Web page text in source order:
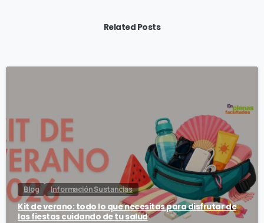
Related Posts
Blog Información Sustancias
Kit de verano: todo lo que necesitas para disfrutar de
las fiestas cuidando de tu salud